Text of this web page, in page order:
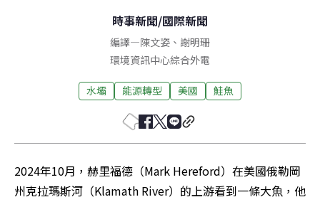
時事新聞/國際新聞
編譯—陳文姿 、 謝明珊
環境資訊中心綜合外電
水壩 能源轉型 美國 鮭魚
2024年10月，赫里福德（Mark Hereford）在美國俄勒岡
州克拉瑪斯河（Klamath River）的上游看到一條大魚，他